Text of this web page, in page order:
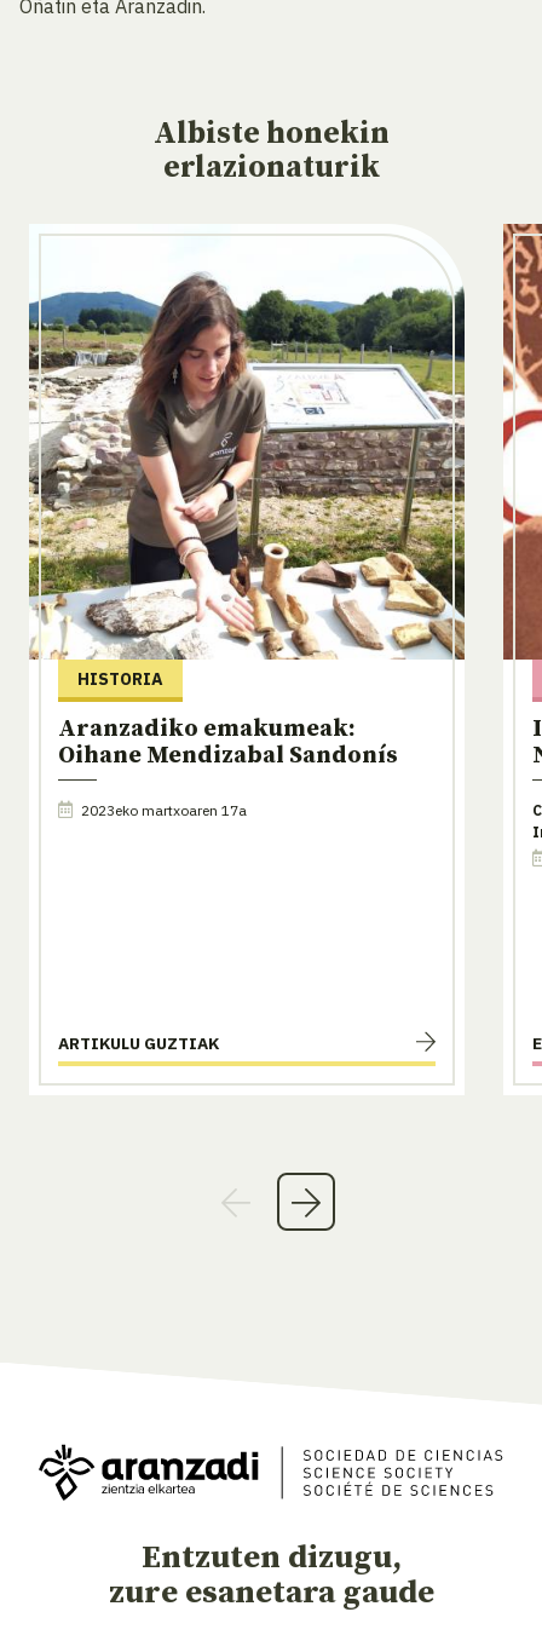
Oñatin eta Aranzadin.
Albiste honekin
erlazionaturik
HISTORIA
Aranzadiko emakumeak:
Oihane Mendizabal Sandonís
2023eko martxoaren 17a
ARTIKULU GUZTIAK
Entzuten dizugu,
zure esanetara gaude